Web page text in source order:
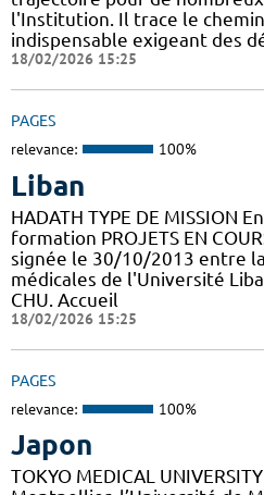
l'Institution. Il trace le
indispensable exigeant des
18/02/2026 15:25
PAGES
relevance: 100%
Liban
HADATH TYPE DE MISSION
formation PROJETS EN
signée le 30/10/2013 entre
médicales de l'Université
CHU. Accueil
18/02/2026 15:25
PAGES
relevance: 100%
Japon
TOKYO MEDICAL